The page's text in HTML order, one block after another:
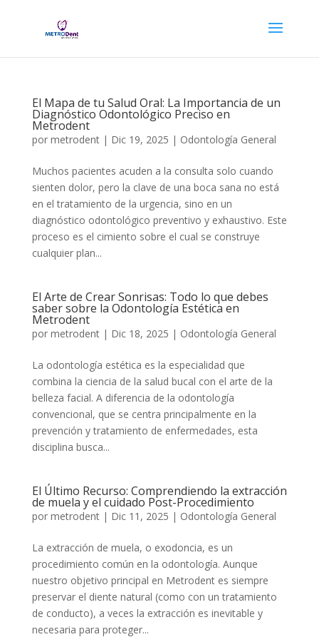
El Mapa de tu Salud Oral: La Importancia de un
Diagnóstico Odontológico Preciso en
Metrodent
por metrodent| Dic 19, 2025 | Odontología General
Muchos pacientes acuden a la consulta solo cuando
sienten dolor, pero la clave de una boca sana no está
en el tratamiento de la urgencia, sino en un
diagnóstico odontológico preventivo y exhaustivo. Este
proceso es el cimiento sobre el cual se construye
cualquier plan...
El Arte de Crear Sonrisas: Todo lo que debes
saber sobre la Odontología Estética en
Metrodent
por metrodent| Dic 18, 2025 | Odontología General
La odontología estética es la especialidad que
combina la ciencia de la salud bucal con el arte de la
belleza facial. A diferencia de la odontología
convencional, que se centra principalmente en la
prevención y tratamiento de enfermedades, esta
disciplina busca...
El Último Recurso: Comprendiendo la extracción
de muela y el cuidado Post-Procedimiento
por metrodent| Dic 11, 2025 | Odontología General
La extracción de muela, o exodoncia, es un
procedimiento común en la odontología. Aunque
nuestro objetivo principal en Metrodent es siempre
preservar el diente natural (como con un tratamiento
de conducto), a veces la extracción es inevitable y
necesaria para proteger...